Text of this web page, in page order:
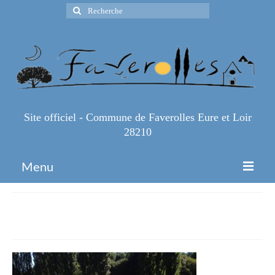
Rechercher
:
Site officiel - Commune de Faverolles Eure et Loir
28210
Menu
Infos Pratiques